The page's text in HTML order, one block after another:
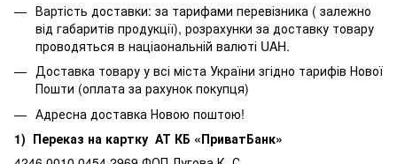
Вартість доставки: за тарифами перевізника ( залежно
від габаритів продукції), розрахунки за доставку товару
проводяться в націаональній валюті UAH.
Доставка товару у всі міста України згідно тарифів Нової
Пошти (оплата за рахунок покупця)
Адресна доставка Новою поштою!
1) Переказ на картку АТ КБ «ПриватБанк»